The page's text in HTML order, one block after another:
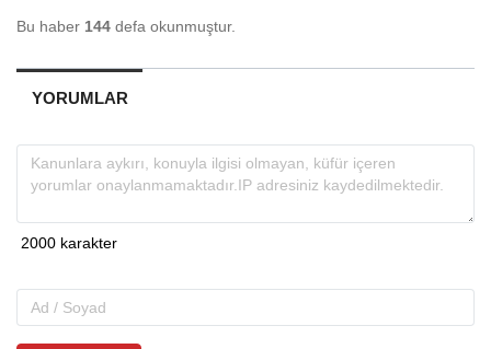
Bu haber 144 defa okunmuştur.
YORUMLAR